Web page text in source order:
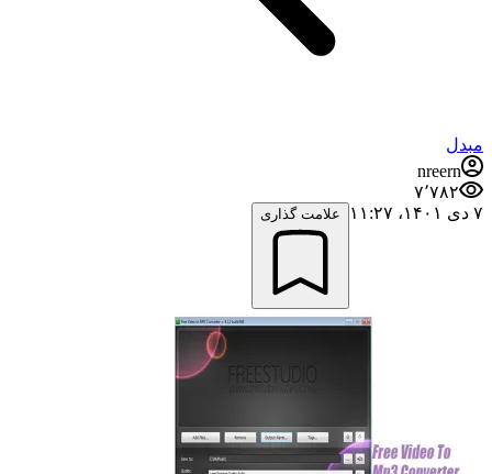
مبدل
nreern
۷٬۷۸۲
۷ دی ۱۴۰۱،‏ ۱۱:۲۷
علامت گذاری